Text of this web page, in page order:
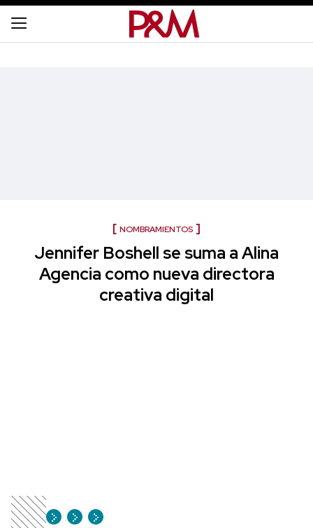
NOMBRAMIENTOS
Jennifer Boshell se suma a Alina
Agencia como nueva directora
creativa digital